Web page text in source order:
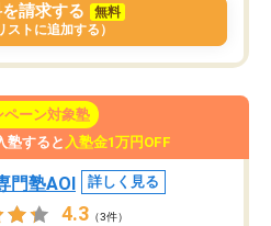
請求する
無料
ストに追加する）
ペーン対象塾
塾すると 入塾金1万円OFF
門塾AOI 詳しく見る
4.3 （3件）